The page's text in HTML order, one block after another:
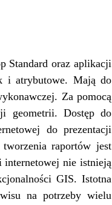
Standard oraz aplikacji
i atrybutowe. Mają do
Za pomocą
geometrii. Dostęp do
do prezentacji
raportów jest
internetowej nie istnieją
GIS. Istotna
na potrzeby wielu